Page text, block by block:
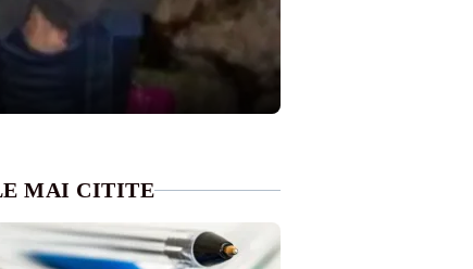
MAI CITITE